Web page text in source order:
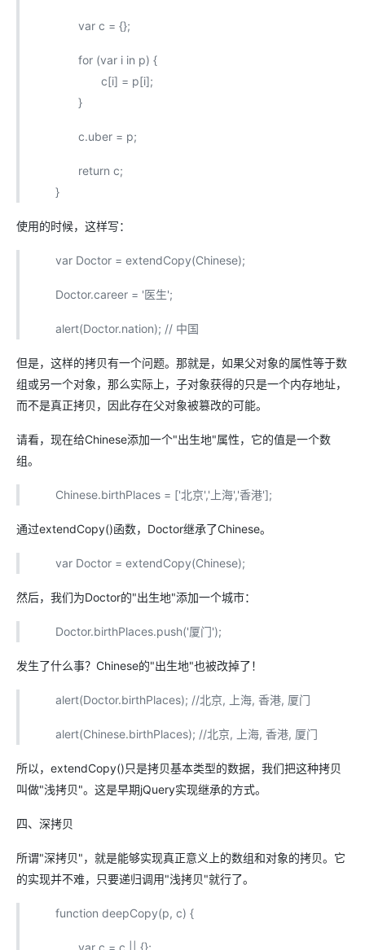
var c = {};
for (var i in p) {
c[i] = p[i];
}
c.uber = p;
return c;
}
使用的时候，这样写：
var Doctor = extendCopy(Chinese);
Doctor.career = '医生';
alert(Doctor.nation); // 中国
但是，这样的拷贝有一个问题。那就是，如果父对象的属性等于数
组或另一个对象，那么实际上，子对象获得的只是一个内存地址，
而不是真正拷贝，因此存在父对象被篡改的可能。
请看，现在给Chinese添加一个"出生地"属性，它的值是一个数
组。
Chinese.birthPlaces = ['北京','上海','香港'];
通过extendCopy()函数，Doctor继承了Chinese。
var Doctor = extendCopy(Chinese);
然后，我们为Doctor的"出生地"添加一个城市：
Doctor.birthPlaces.push('厦门');
发生了什么事？Chinese的"出生地"也被改掉了！
alert(Doctor.birthPlaces); //北京, 上海, 香港, 厦门
alert(Chinese.birthPlaces); //北京, 上海, 香港, 厦门
所以，extendCopy()只是拷贝基本类型的数据，我们把这种拷贝
叫做"浅拷贝"。这是早期jQuery实现继承的方式。
四、深拷贝
所谓"深拷贝"，就是能够实现真正意义上的数组和对象的拷贝。它
的实现并不难，只要递归调用"浅拷贝"就行了。
function deepCopy(p, c) {
var c = c || {};